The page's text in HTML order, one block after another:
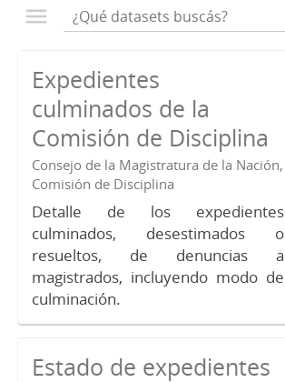
Expedientes
culminados de la
Comisión de Disciplina
Consejo de la Magistratura de la Nación,
Comisión de Disciplina
Detalle de los expedientes
culminados, desestimados o
resueltos, de denuncias a
magistrados, incluyendo modo de
culminación.
Estado de expedientes